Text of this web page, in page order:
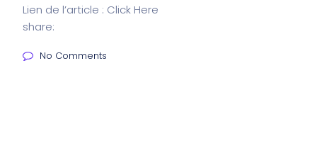
Lien de l’article : Click Here
share:
No Comments